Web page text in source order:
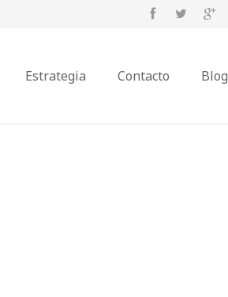
Estrategia Contacto Blog